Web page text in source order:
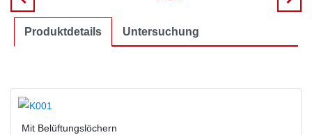
Produktdetails Untersuchung
Mit Belüftungslöchern